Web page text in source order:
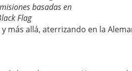
basadas en
Flag
más allá, aterrizando en la